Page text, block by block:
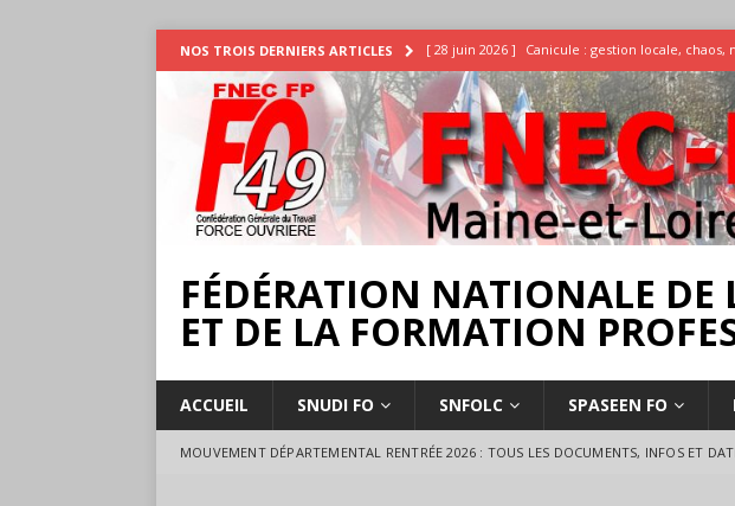
NOS TROIS DERNIERS ARTICLES [ 28 juin 2026 ] Canicule : gestion locale, chaos,
INTEMPÉRIES
[ 25 juin 2026 ] Enquête Températures et
[ 17 juillet 2026 ] Rassemblement pour la
18 juillet à Angers INTERPROFESSIONNEL
FÉDÉRATION NATIONALE DE
ET DE LA FORMATION
ACCUEIL SNUDI FO SNFOLC SPASEEN FO
MOUVEMENT DÉPARTEMENTAL RENTRÉE 2026 : TOUS LES DOCUMENTS, INFOS ET